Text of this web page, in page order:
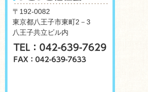
〒192-0082
東京都八王子市東町2－3
八王子共立ビル内